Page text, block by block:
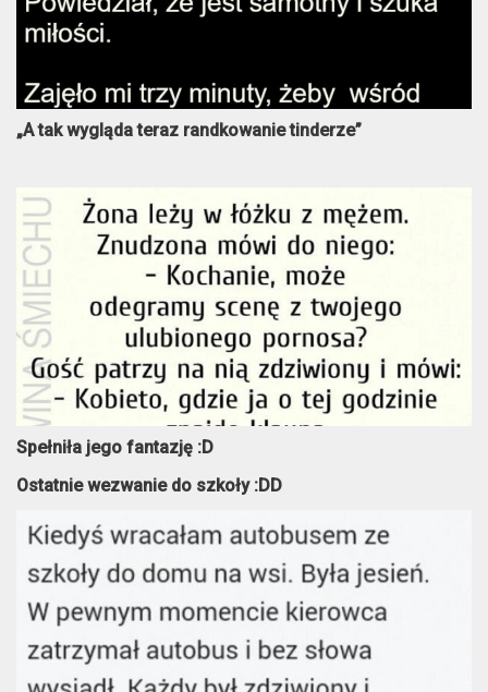
„A tak wygląda teraz randkowanie tinderze”
Spełniła jego fantazję :D
Ostatnie wezwanie do szkoły :DD